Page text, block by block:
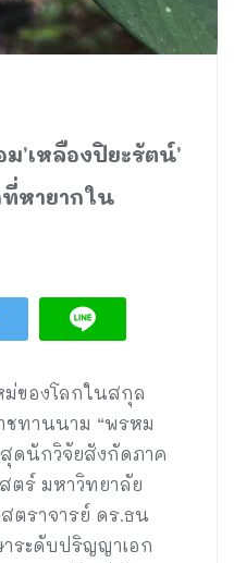
เหลืองปิยะรัตน์’
หายากใน
ของโลกในสกุล
ชทานนาม “พรหม
ดนักวิจัยสังกัดภาค
ตร์ มหาวิทยาลัย
ตราจารย์ ดร.ธน
ระดับปริญญาเอก